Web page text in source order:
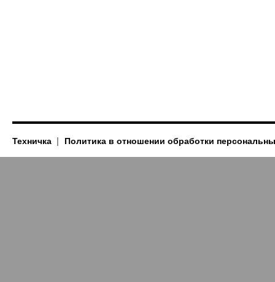
Техничка Политика в отношении обработки